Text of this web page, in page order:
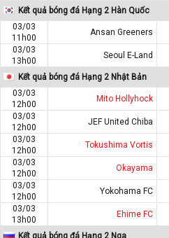
Kết quả bóng đá Hạng 2 Hàn Quốc
03/03
11h00
Ansan Greeners
03/03
13h00
Seoul E-Land
Kết quả bóng đá Hạng 2 Nhật Bản
03/03
12h00
Mito Hollyhock
03/03
12h00
JEF United Chiba
03/03
12h00
Tokushima Vortis
03/03
12h00
Okayama
03/03
12h00
Yokohama FC
03/03
13h00
Ehime FC
Kết quả bóng đá Hạng 2 Nga